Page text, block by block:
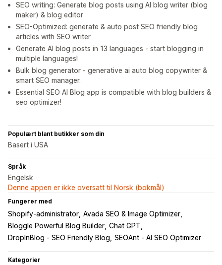
SEO writing: Generate blog posts using AI blog writer (blog
maker) & blog editor
SEO-Optimized: generate & auto post SEO friendly blog
articles with SEO writer
Generate AI blog posts in 13 languages - start blogging in
multiple languages!
Bulk blog generator - generative ai auto blog copywriter &
smart SEO manager.
Essential SEO AI Blog app is compatible with blog builders &
seo optimizer!
Populært blant butikker som din
Basert i USA
Språk
Engelsk
Denne appen er ikke oversatt til Norsk (bokmål)
Fungerer med
Shopify-administrator Avada SEO & Image Optimizer
Bloggle Powerful Blog Builder Chat GPT
DropInBlog ‑ SEO Friendly Blog SEOAnt ‑ AI SEO Optimizer
Kategorier